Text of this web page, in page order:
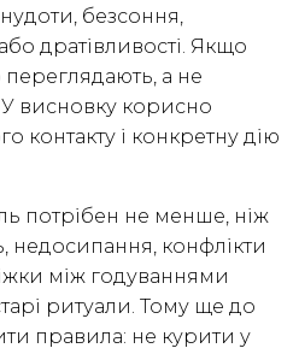
безсоння,
дратівливості. Якщо
а не
У висновку корисно
контакту і конкретну дію
потрібен не менше, ніж
недосипання, конфлікти
між годуваннями
ритуали. Тому ще до
правила: не курити у